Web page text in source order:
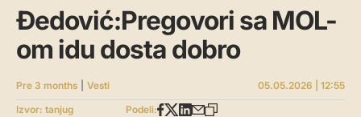
Đedović:Pregovori sa MOL-
om idu dosta dobro
Pre 3 months Vesti
05.05.2026 | 12:55
Izvor: tanjug
Podeli: